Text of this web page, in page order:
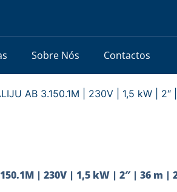
Sobre Nós Contactos
AB 3.150.1M | 230V | 1,5 kW |
| 230V | 1,5 kW | 2″ | 36 m |